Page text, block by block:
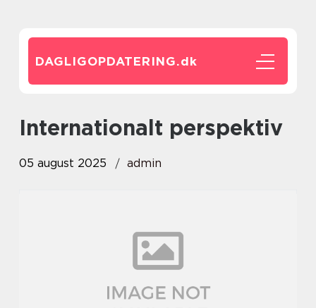
DAGLIGOPDATERING.dk
Internationalt perspektiv
05 august 2025 admin